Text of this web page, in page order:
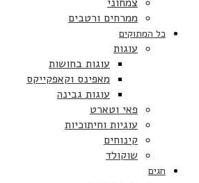
ממרחים ורטבים
כל המתוקים
עוגות
עוגות בחושות
מאפינס וקאפקייקס
עוגות גבינה
פאי וטארט
עוגיות וחיתוכיות
קינוחים
שוקולד
חגים